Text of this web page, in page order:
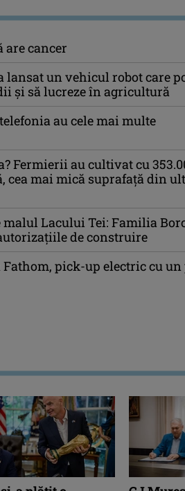
are cancer
lansat un vehicul robot care
și să lucreze în agricultură
au cele mai multe
Fermierii au cultivat cu
cea mai mică suprafață din
Lacului Tei: Familia
de construire
pick-up electric cu un